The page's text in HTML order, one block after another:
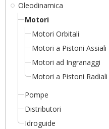
Oleodinamica
Motori
Motori Orbitali
Motori a Pistoni Assiali
Motori ad Ingranaggi
Motori a Pistoni Radiali
Pompe
Distributori
Idroguide